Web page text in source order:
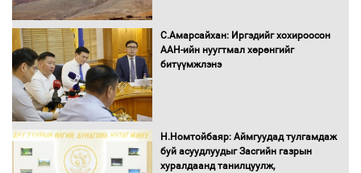
С.Амарсайхан: Иргэдийг хохироосон
ААН-ийн нуугтмал хөрөнгийг
битүүмжлэнэ
Н.Номтойбаяр: Аймгуудад тулгамдаж
буй асуудлуудыг Засгийн газрын
хуралдаанд танилцуулж,